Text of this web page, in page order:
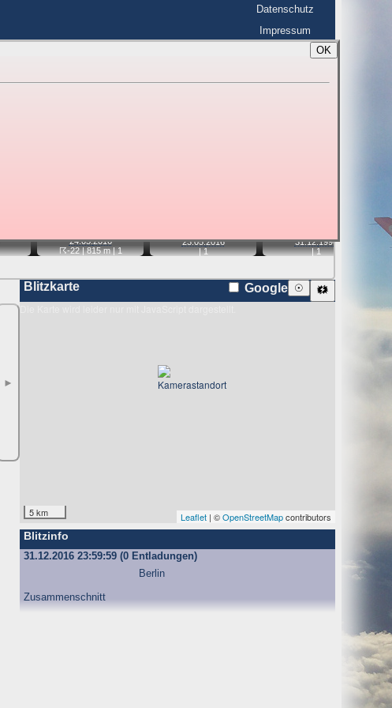
OK
Datenschutz
Impressum
Luftfahrt Blitzmarathon ☰
24.05.2016
☈-22| 815 m |1
23.05.2016
|1
31.12.1996
|1
►
Blitzkarte 🗱
☉
Google
5 km Leaflet | ©OpenStreetMapcontributors
Blitzinfo
31.12.2016 23:59:59 (0 Entladungen)
Berlin
Zusammenschnitt